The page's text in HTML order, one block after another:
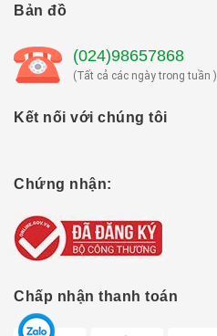
Bản đồ
(024)98657868
(Tất cả các ngày trong tuần )
Kết nối với chúng tôi
Chứng nhận:
Chấp nhận thanh toán